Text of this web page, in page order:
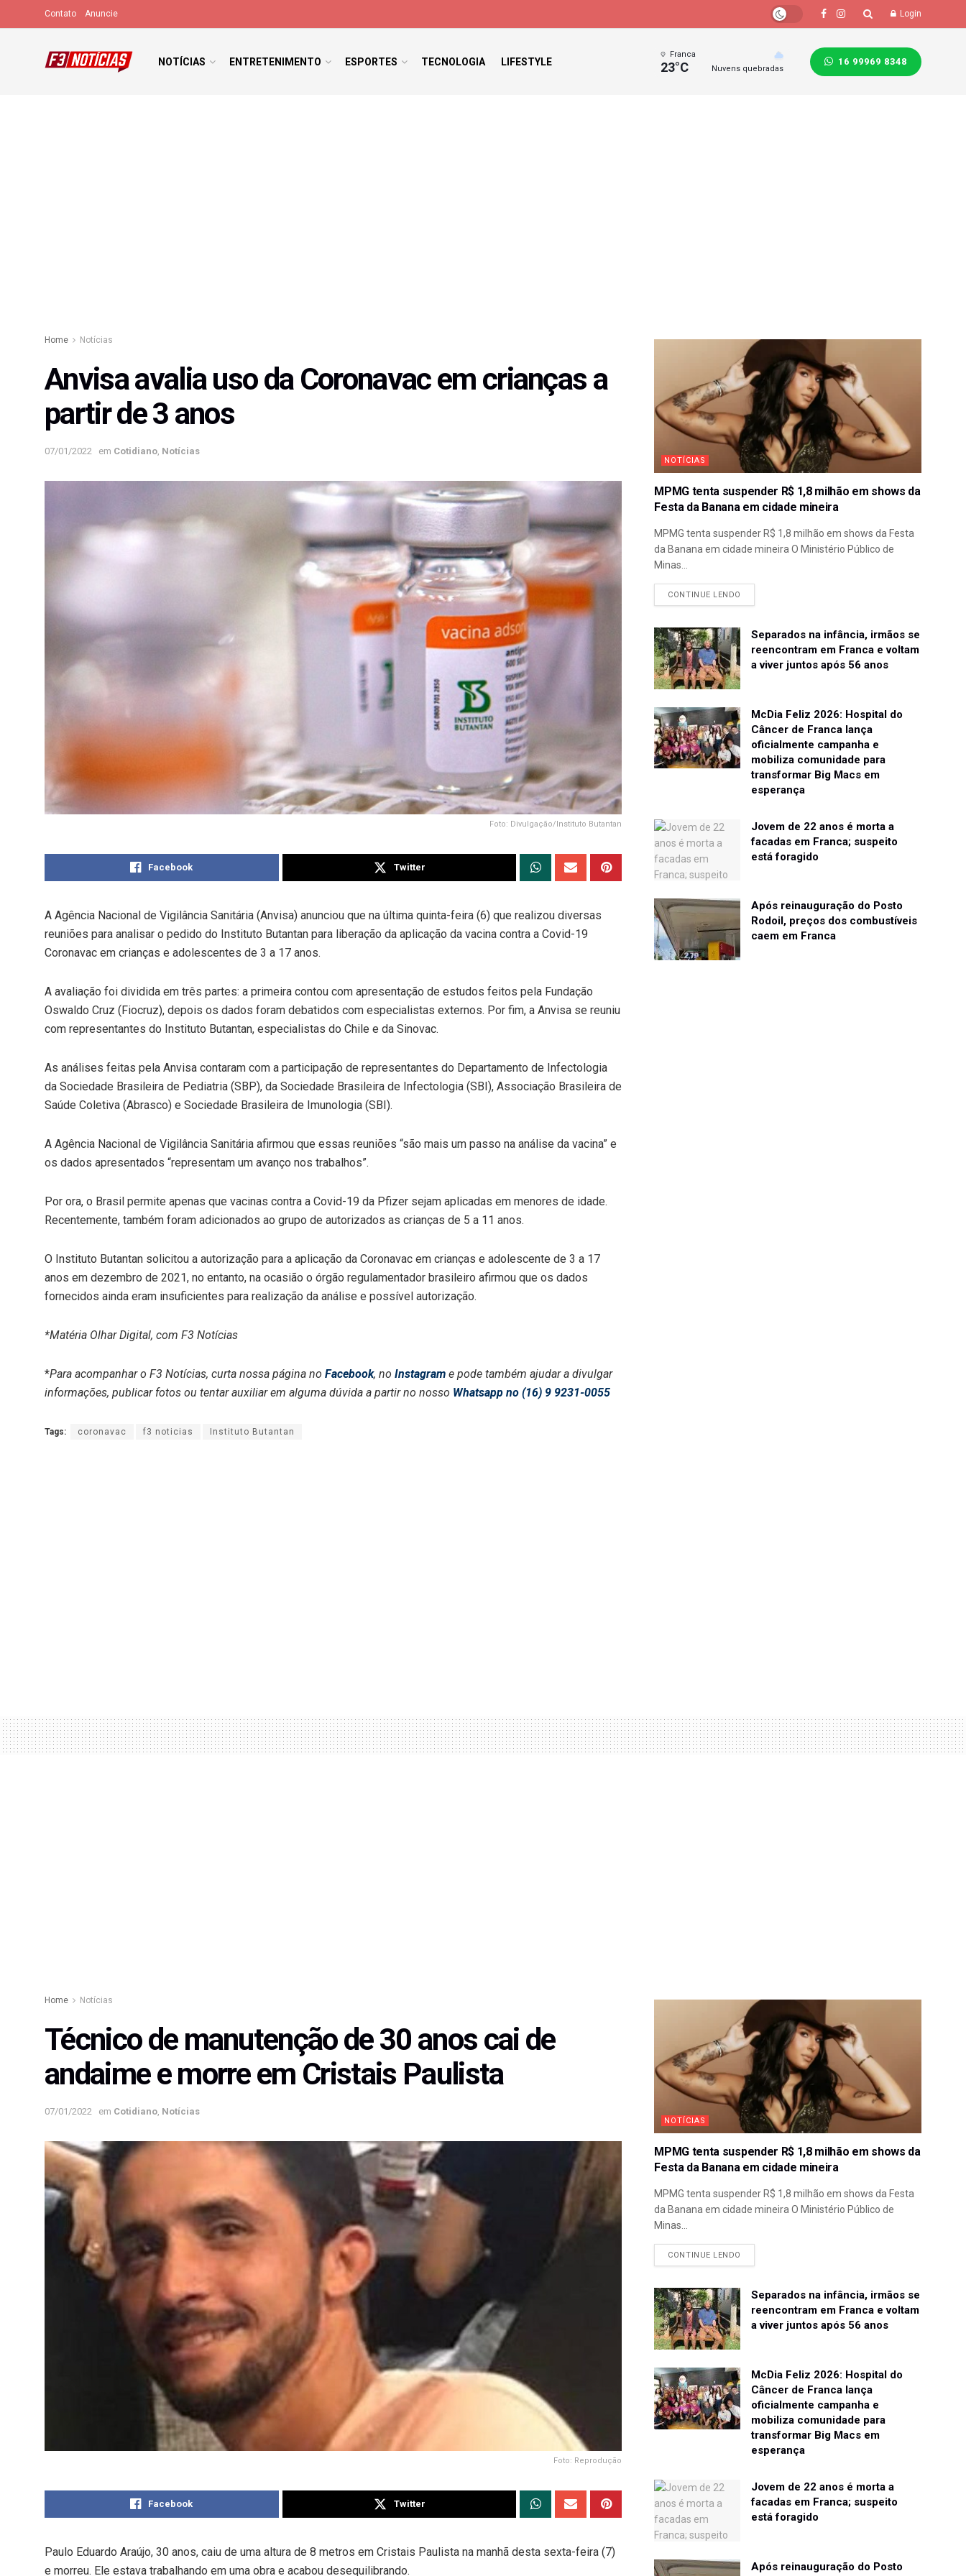
Contato Anuncie Login
NOTÍCIAS ENTRETENIMENTO ESPORTES TECNOLOGIA LIFESTYLE
Franca
23°C Nuvens quebradas
16 99969 8348
Home Notícias
Anvisa avalia uso da Coronavac em crianças a
partir de 3 anos
07/01/2022 em Cotidiano Notícias
Foto: Divulgação/Instituto Butantan
Facebook Twitter
A Agência Nacional de Vigilância Sanitária (Anvisa) anunciou que na última quinta-feira (6) que realizou diversas
reuniões para analisar o pedido do Instituto Butantan para liberação da aplicação da vacina contra a Covid-19
Coronavac em crianças e adolescentes de 3 a 17 anos.
A avaliação foi dividida em três partes: a primeira contou com apresentação de estudos feitos pela Fundação
Oswaldo Cruz (Fiocruz), depois os dados foram debatidos com especialistas externos. Por fim, a Anvisa se reuniu
com representantes do Instituto Butantan, especialistas do Chile e da Sinovac.
As análises feitas pela Anvisa contaram com a participação de representantes do Departamento de Infectologia
da Sociedade Brasileira de Pediatria (SBP), da Sociedade Brasileira de Infectologia (SBI), Associação Brasileira de
Saúde Coletiva (Abrasco) e Sociedade Brasileira de Imunologia (SBI).
A Agência Nacional de Vigilância Sanitária afirmou que essas reuniões “são mais um passo na análise da vacina” e
os dados apresentados “representam um avanço nos trabalhos”.
Por ora, o Brasil permite apenas que vacinas contra a Covid-19 da Pfizer sejam aplicadas em menores de idade.
Recentemente, também foram adicionados ao grupo de autorizados as crianças de 5 a 11 anos.
O Instituto Butantan solicitou a autorização para a aplicação da Coronavac em crianças e adolescente de 3 a 17
anos em dezembro de 2021, no entanto, na ocasião o órgão regulamentador brasileiro afirmou que os dados
fornecidos ainda eram insuficientes para realização da análise e possível autorização.
*Matéria Olhar Digital, com F3 Notícias
*Para acompanhar o F3 Notícias, curta nossa página no Facebook, no Instagram e pode também ajudar a divulgar
informações, publicar fotos ou tentar auxiliar em alguma dúvida a partir no nosso Whatsapp no (16) 9 9231-0055
Tags: coronavac f3 noticias Instituto Butantan
NOTÍCIAS
MPMG tenta suspender R$ 1,8 milhão em shows da
Festa da Banana em cidade mineira
MPMG tenta suspender R$ 1,8 milhão em shows da Festa
da Banana em cidade mineira O Ministério Público de
Minas...
CONTINUE LENDO
Separados na infância, irmãos se
reencontram em Franca e voltam
a viver juntos após 56 anos
McDia Feliz 2026: Hospital do
Câncer de Franca lança
oficialmente campanha e
mobiliza comunidade para
transformar Big Macs em
esperança
Jovem de 22 anos é morta a
facadas em Franca; suspeito
está foragido
Após reinauguração do Posto
Rodoil, preços dos combustíveis
caem em Franca
Home Notícias
Técnico de manutenção de 30 anos cai de
andaime e morre em Cristais Paulista
07/01/2022 em Cotidiano, Notícias
Foto: Reprodução
Facebook Twitter
Paulo Eduardo Araújo, 30 anos, caiu de uma altura de 8 metros em Cristais Paulista na manhã desta sexta-feira (7)
e morreu. Ele estava trabalhando em uma obra e acabou desequilibrando.
NOTÍCIAS
MPMG tenta suspender R$ 1,8 milhão em shows da
Festa da Banana em cidade mineira
MPMG tenta suspender R$ 1,8 milhão em shows da Festa
da Banana em cidade mineira O Ministério Público de
Minas...
CONTINUE LENDO
Separados na infância, irmãos se
reencontram em Franca e voltam
a viver juntos após 56 anos
McDia Feliz 2026: Hospital do
Câncer de Franca lança
oficialmente campanha e
mobiliza comunidade para
transformar Big Macs em
esperança
Jovem de 22 anos é morta a
facadas em Franca; suspeito
está foragido
Após reinauguração do Posto